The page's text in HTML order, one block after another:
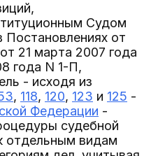
Судом
Постановлениях от
21 марта 2007 года
года N 1-П,
- исходя из
, 118, 120, 123 и 125 -
Федерации -
судебной
отдельным видам